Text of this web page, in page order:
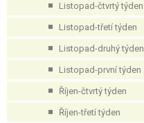
Listopad-čtvrtý týden
Listopad-třetí týden
Listopad-druhý týden
Listopad-první týden
Říjen-čtvrtý týden
Říjen-třetí týden